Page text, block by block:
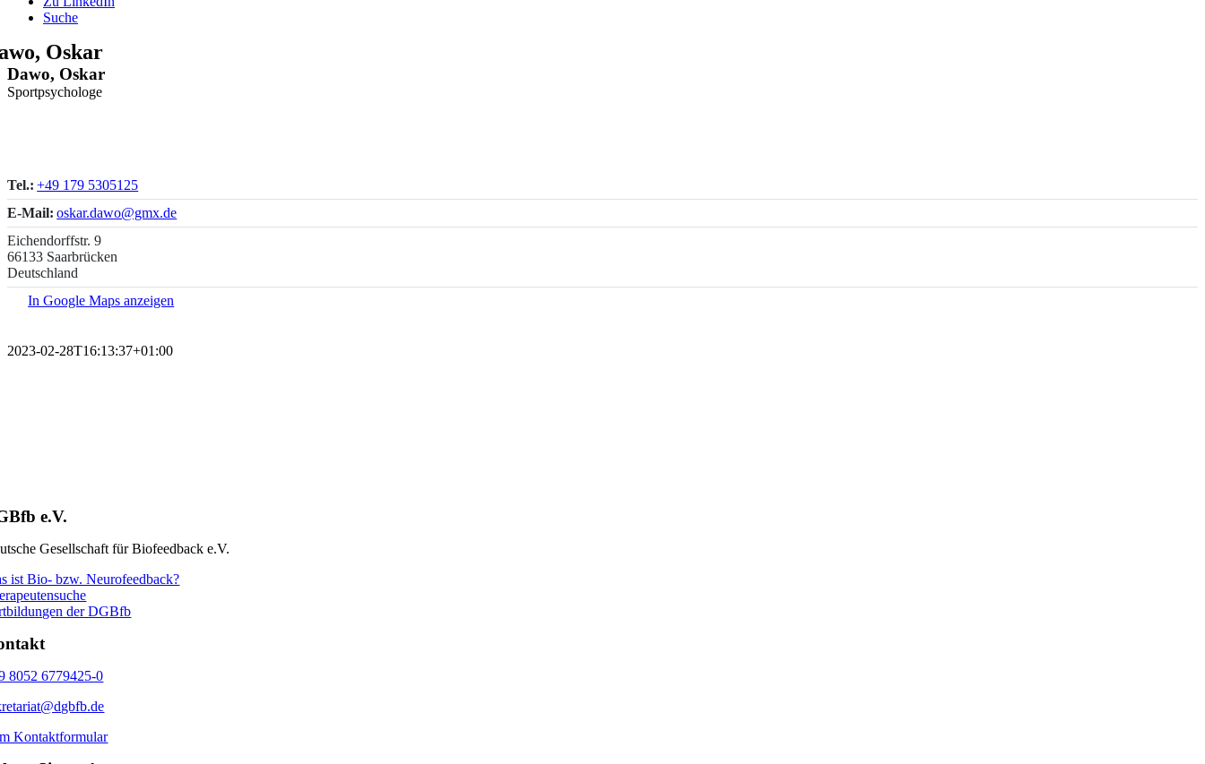
Suche
Oskar
Dawo, Oskar
Sportpsychologe
Tel.: +49 179 5305125
E-Mail: oskar.dawo@gmx.de
Eichendorffstr. 9
66133 Saarbrücken
Deutschland
In Google Maps anzeigen
2023-02-28T16:13:37+01:00
e.V.
Gesellschaft für Biofeedback e.V.
ist Bio- bzw. Neurofeedback?
der DGBfb
8052 6779425-0
Kontaktformular